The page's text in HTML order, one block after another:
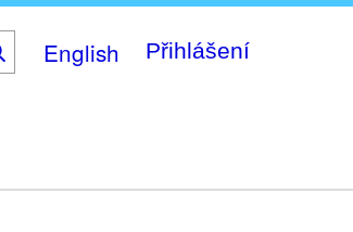
English Přihlášení